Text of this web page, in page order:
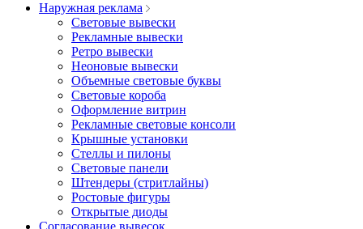
Наружная реклама
Световые вывески
Рекламные вывески
Ретро вывески
Неоновые вывески
Объемные световые буквы
Световые короба
Оформление витрин
Рекламные световые консоли
Крышные установки
Стеллы и пилоны
Световые панели
Штендеры (стритлайны)
Ростовые фигуры
Открытые диоды
Согласование вывесок